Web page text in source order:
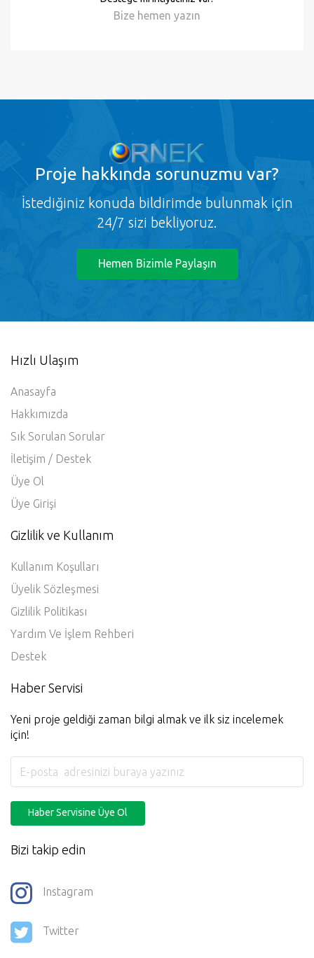
Bize hemen yazın
Proje hakkında sorunuzmu var?
İstediğiniz konuda bildirimde bulunmak için
24/7 sizi bekliyoruz.
Hemen Bizimle Paylaşın
Hızlı Ulaşım
Anasayfa
Hakkımızda
Sık Sorulan Sorular
İletişim / Destek
Üye Ol
Üye Girişi
Gizlilik ve Kullanım
Kullanım Koşulları
Üyelik Sözleşmesi
Gizlilik Politikası
Yardım Ve İşlem Rehberi
Destek
Haber Servisi
Yeni proje geldiği zaman bilgi almak ve ilk siz incelemek
için!
Haber Servisine Üye Ol
Bizi takip edin
Instagram
Twitter